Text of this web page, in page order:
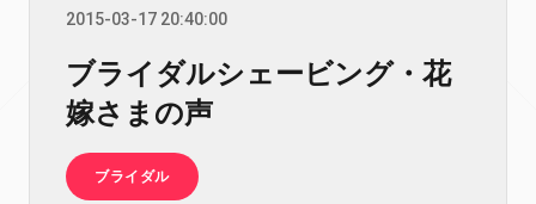
2015-03-17 20:40:00
ブライダルシェービング・花
嫁さまの声
ブライダル